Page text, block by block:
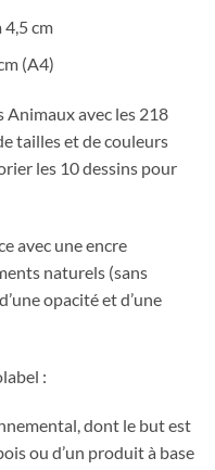
4,5 cm
(A4)
Animaux avec les 218
tailles et de couleurs
les 10 dessins pour
avec une encre
naturels (sans
opacité et d’une
:
dont le but est
ou d’un produit à base